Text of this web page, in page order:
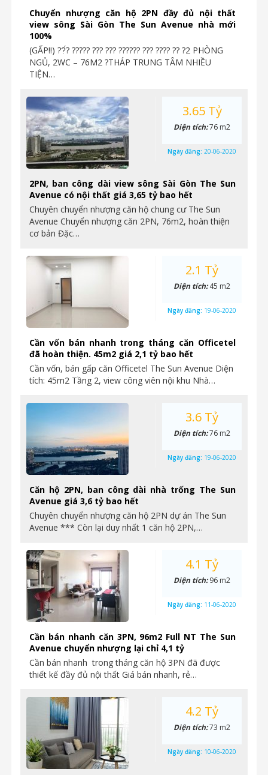
Chuyển nhượng căn hộ 2PN đầy đủ nội thất
view sông Sài Gòn The Sun Avenue nhà mới
100%
(GẤP‼️) ??́? ????? ??? ??? ?????? ??? ???? ?? ?2 PHÒNG
NGỦ, 2WC – 76M2 ?THÁP TRUNG TÂM NHIỀU
TIỆN…
2PN, ban công dài view sông Sài Gòn The Sun
Avenue có nội thất giá 3,65 tỷ bao hết
Chuyên chuyển nhượng căn hộ chung cư The Sun
Avenue Chuyển nhượng căn 2PN, 76m2, hoàn thiện
cơ bản Đặc…
3.65 Tỷ
Diện tích:76 m2
Ngày đăng: 20-06-2020
Cần vốn bán nhanh trong tháng căn Officetel
đã hoàn thiện. 45m2 giá 2,1 tỷ bao hết
Cần vốn, bán gấp căn Officetel The Sun Avenue Diện
tích: 45m2 Tầng 2, view công viên nội khu Nhà…
2.1 Tỷ
Diện tích:45 m2
Ngày đăng: 19-06-2020
Căn hộ 2PN, ban công dài nhà trống The Sun
Avenue giá 3,6 tỷ bao hết
Chuyên chuyển nhượng căn hộ 2PN dự án The Sun
Avenue *** Còn lại duy nhất 1 căn hộ 2PN,…
3.6 Tỷ
Diện tích:76 m2
Ngày đăng: 19-06-2020
Cần bán nhanh căn 3PN, 96m2 Full NT The Sun
Avenue chuyển nhượng lại chỉ 4,1 tỷ
Cần bán nhanh trong tháng căn hộ 3PN đã được
thiết kế đầy đủ nội thất Giá bán nhanh, rẻ…
4.1 Tỷ
Diện tích:96 m2
Ngày đăng: 11-06-2020
4.2 Tỷ
Diện tích:73 m2
Ngày đăng: 10-06-2020